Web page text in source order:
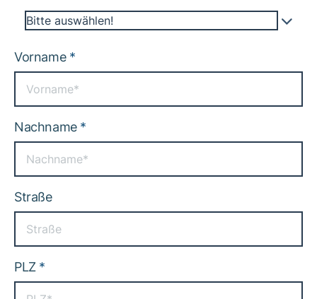
Bitte auswählen!
Vorname *
Nachname *
Straße
PLZ *